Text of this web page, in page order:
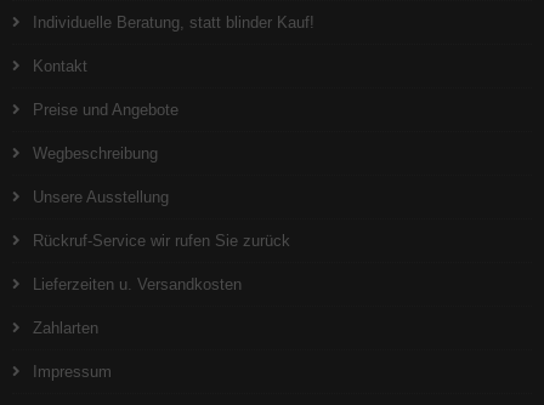
Individuelle Beratung, statt blinder Kauf!
Kontakt
Preise und Angebote
Wegbeschreibung
Unsere Ausstellung
Rückruf-Service wir rufen Sie zurück
Lieferzeiten u. Versandkosten
Zahlarten
Impressum